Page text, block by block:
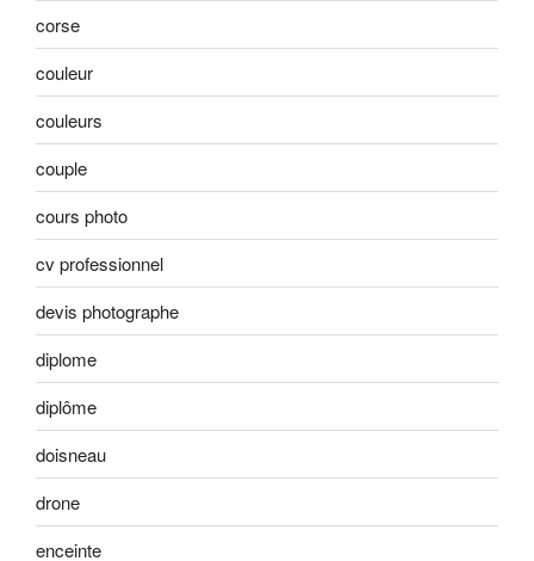
corse
couleur
couleurs
couple
cours photo
cv professionnel
devis photographe
diplome
diplôme
doisneau
drone
enceinte